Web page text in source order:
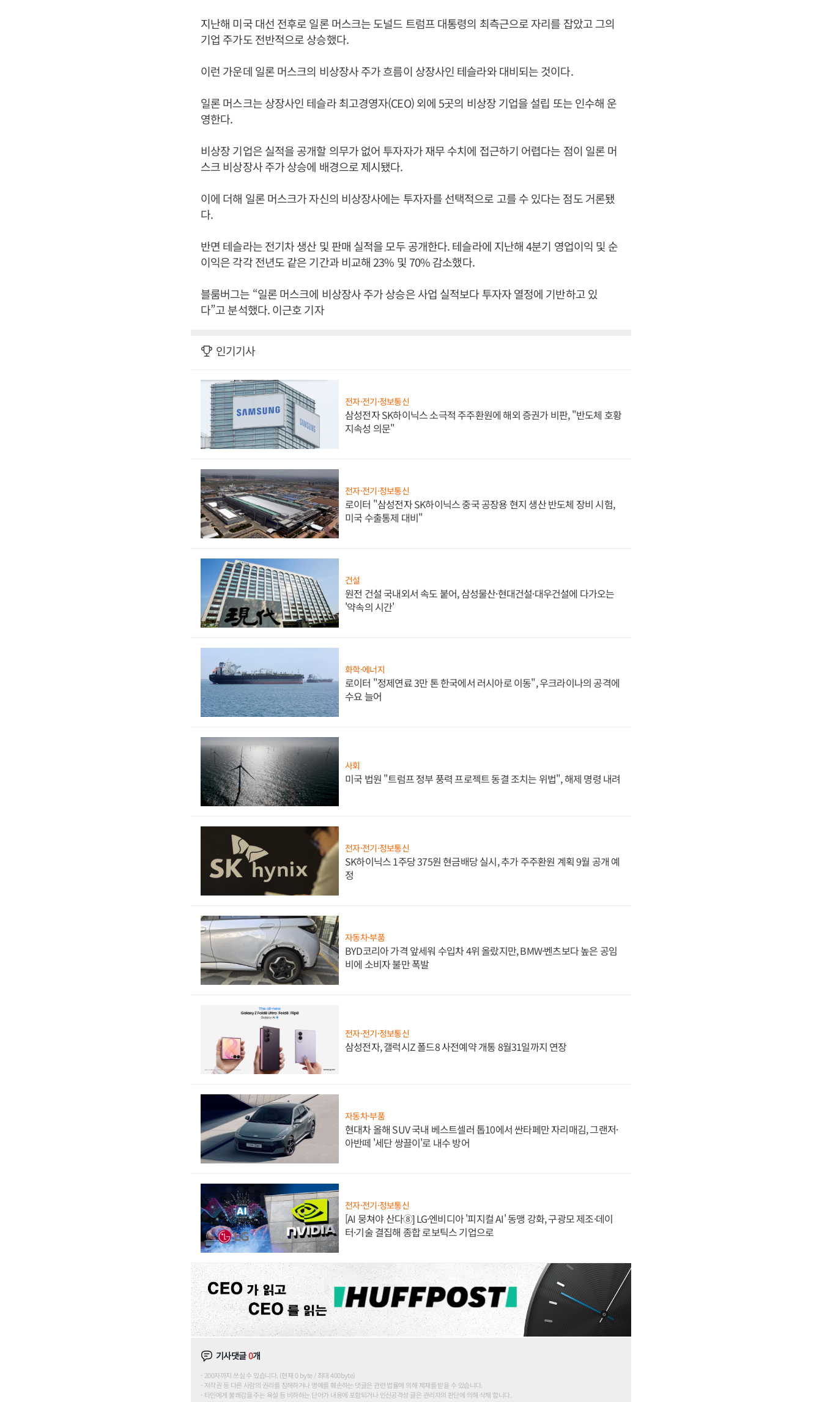
지난해 미국 대선 전후로 일론 머스크는 도널드 트럼프 대통령의 최측근으로 자리를 잡았고 그의
기업 주가도 전반적으로 상승했다.
이런 가운데 일론 머스크의 비상장사 주가 흐름이 상장사인 테슬라와 대비되는 것이다.
일론 머스크는 상장사인 테슬라 최고경영자(CEO) 외에 5곳의 비상장 기업을 설립 또는 인수해 운
영한다.
비상장 기업은 실적을 공개할 의무가 없어 투자자가 재무 수치에 접근하기 어렵다는 점이 일론 머
스크 비상장사 주가 상승에 배경으로 제시됐다.
이에 더해 일론 머스크가 자신의 비상장사에는 투자자를 선택적으로 고를 수 있다는 점도 거론됐
다.
반면 테슬라는 전기차 생산 및 판매 실적을 모두 공개한다. 테슬라에 지난해 4분기 영업이익 및 순
이익은 각각 전년도 같은 기간과 비교해 23% 및 70% 감소했다.
블룸버그는 “일론 머스크에 비상장사 주가 상승은 사업 실적보다 투자자 열정에 기반하고 있
다”고 분석했다. 이근호 기자
인기기사
전자·전기·정보통신
삼성전자 SK하이닉스 소극적 주주환원에 해외 증권가 비판, "반도체 호황
지속성 의문"
전자·전기·정보통신
로이터 "삼성전자 SK하이닉스 중국 공장용 현지 생산 반도체 장비 시험,
미국 수출통제 대비"
건설
원전 건설 국내외서 속도 붙어, 삼성물산·현대건설·대우건설에 다가오는
'약속의 시간'
화학·에너지
로이터 "정제연료 3만 톤 한국에서 러시아로 이동", 우크라이나의 공격에
수요 늘어
사회
미국 법원 "트럼프 정부 풍력 프로젝트 동결 조치는 위법", 해제 명령 내려
전자·전기·정보통신
SK하이닉스 1주당 375원 현금배당 실시, 추가 주주환원 계획 9월 공개 예
정
자동차·부품
BYD코리아 가격 앞세워 수입차 4위 올랐지만, BMW·벤츠보다 높은 공임
비에 소비자 불만 폭발
전자·전기·정보통신
삼성전자, 갤럭시Z 폴드8 사전예약 개통 8월31일까지 연장
자동차·부품
현대차 올해 SUV 국내 베스트셀러 톱10에서 싼타페만 자리매김, 그랜저·
아반떼 '세단 쌍끌이'로 내수 방어
전자·전기·정보통신
[AI 뭉쳐야 산다⑧] LG·엔비디아 '피지컬 AI' 동맹 강화, 구광모 제조·데이
터·기술 결집해 종합 로보틱스 기업으로
기사댓글0개
200자까지 쓰실 수 있습니다. (현재 0 byte / 최대 400byte)
저작권 등 다른 사람의 권리를 침해하거나 명예를 훼손하는 댓글은 관련 법률에 의해 제재를 받을 수 있습니다.
타인에게 불쾌감을 주는 욕설 등 비하하는 단어가 내용에 포함되거나 인신공격성 글은 관리자의 판단에 의해 삭제 합니다.